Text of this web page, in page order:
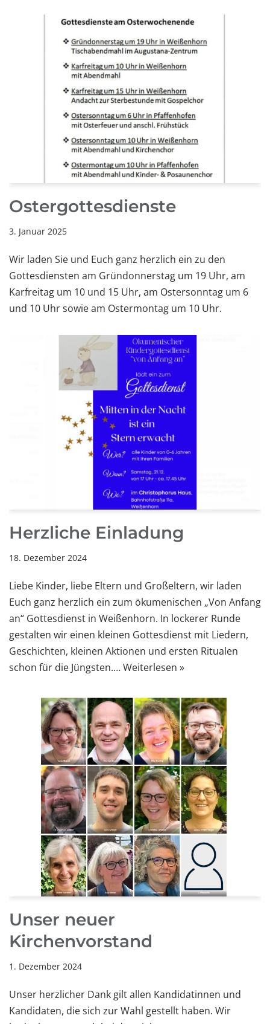
Ostergottesdienste
3. Januar 2025
Wir laden Sie und Euch ganz herzlich ein zu den
Gottesdiensten am Gründonnerstag um 19 Uhr, am
Karfreitag um 10 und 15 Uhr, am Ostersonntag um 6
und 10 Uhr sowie am Ostermontag um 10 Uhr.
Herzliche Einladung
18. Dezember 2024
Liebe Kinder, liebe Eltern und Großeltern, wir laden
Euch ganz herzlich ein zum ökumenischen „Von Anfang
an“ Gottesdienst in Weißenhorn. In lockerer Runde
gestalten wir einen kleinen Gottesdienst mit Liedern,
Geschichten, kleinen Aktionen und ersten Ritualen
schon für die Jüngsten.…Weiterlesen »
Unser neuer
Kirchenvorstand
1. Dezember 2024
Unser herzlicher Dank gilt allen Kandidatinnen und
Kandidaten, die sich zur Wahl gestellt haben. Wir